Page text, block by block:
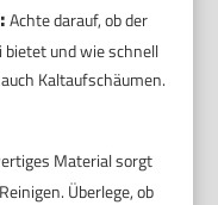
Achte darauf, ob der
und wie schnell
Kaltaufschäumen.
Material sorgt
Überlege, ob